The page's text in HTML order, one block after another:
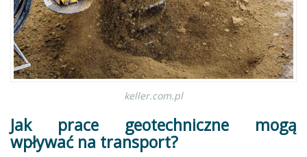
keller.com.pl
Jak prace geotechniczne mogą
wpływać na transport?